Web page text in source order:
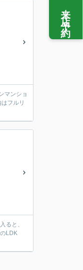
来店予約